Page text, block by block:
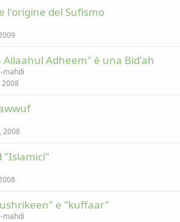
l'origine del Sufismo
Allaahul Adheem" è una Bid'ah
mahdi
2008
2008
"Islamici"
e "kuffaar"
mahdi